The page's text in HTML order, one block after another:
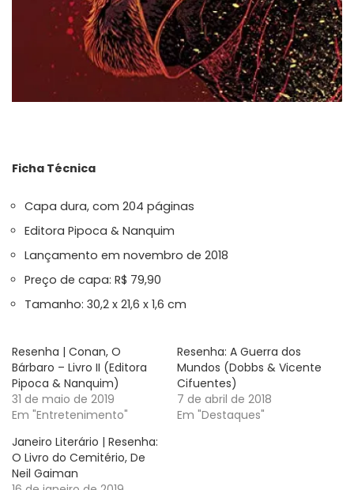
Ficha Técnica
Capa dura, com 204 páginas
Editora Pipoca & Nanquim
Lançamento em novembro de 2018
Preço de capa: R$ 79,90
Tamanho: 30,2 x 21,6 x 1,6 cm
Resenha | Conan, O
Bárbaro – Livro II (Editora
Pipoca & Nanquim)
31 de maio de 2019
Em "Entretenimento"
Resenha: A Guerra dos
Mundos (Dobbs & Vicente
Cifuentes)
7 de abril de 2018
Em "Destaques"
Janeiro Literário | Resenha:
O Livro do Cemitério, De
Neil Gaiman